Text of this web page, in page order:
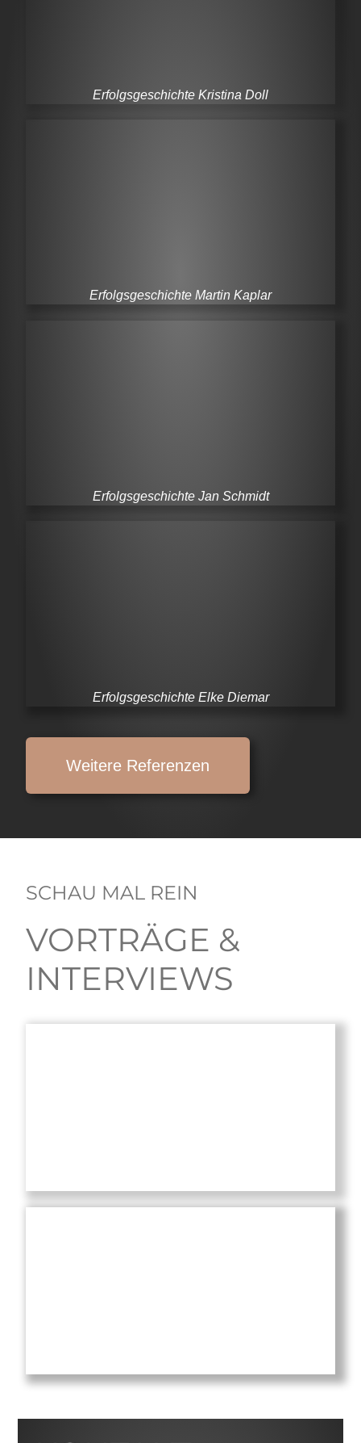
Erfolgsgeschichte Kristina Doll
Erfolgsgeschichte Martin Kaplar
Erfolgsgeschichte Jan Schmidt
Erfolgsgeschichte Elke Diemar
Weitere Referenzen
SCHAU MAL REIN
VORTRÄGE &
INTERVIEWS